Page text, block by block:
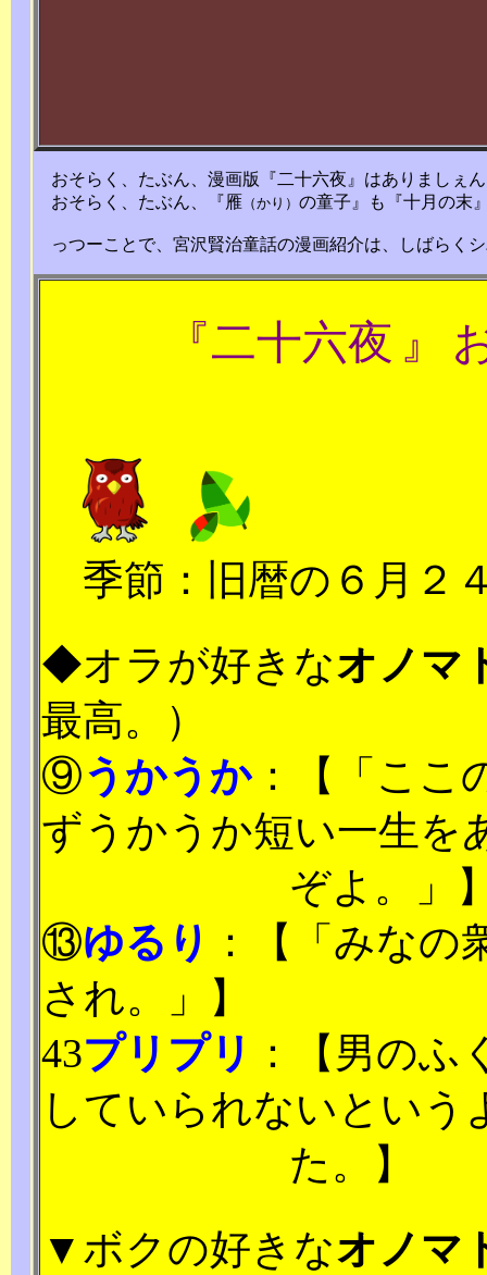
おそらく、たぶん、漫画版『二十六夜』はありましぇ
おそらく、たぶん、『雁 （かり） の童子 』も 『十月の末
っつーことで、宮沢賢治童話の漫画紹介は、しばらく
『二十六夜 』
季節：旧暦の６月２
◆オラが好きなオノマ
最高。）
⑨うかうか：【「ここ
ずうかうか短い一生を
ぞよ。」
⑬ゆるり ：【「みな
され。」】
43プリプリ ：【男の
していられないとい
た。】
▼ボクの好きなオノマ